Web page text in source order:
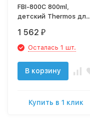
FBI-800C 800ml,
детский Thermos для
напитков
1 562 ₽
Осталась 1 шт.
В корзину
Купить в 1 клик